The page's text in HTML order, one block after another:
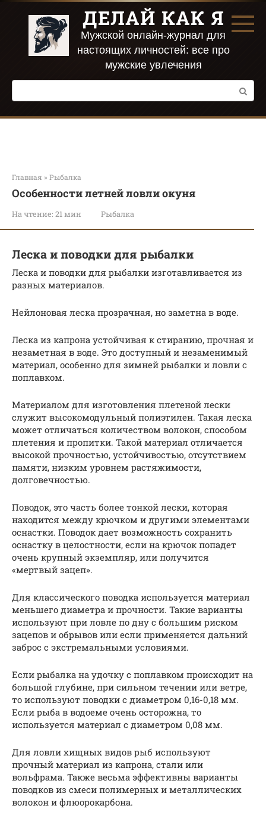
Перейти
контенту
ДЕЛАЙ КАК Я
Мужской онлайн-журнал для
настоящих личностей: все про
мужские увлечения
Поиск:
Главная » Рыбалка
Особенности летней ловли окуня
На чтение: 21 мин Рыбалка
Леска и поводки для рыбалки
Леска и поводки для рыбалки изготавливается из
разных материалов.
Нейлоновая леска прозрачная, но заметна в воде.
Леска из капрона устойчивая к стиранию, прочная и
незаметная в воде. Это доступный и незаменимый
материал, особенно для зимней рыбалки и ловли с
поплавком.
Материалом для изготовления плетеной лески
служит высокомодульный полиэтилен. Такая леска
может отличаться количеством волокон, способом
плетения и пропитки. Такой материал отличается
высокой прочностью, устойчивостью, отсутствием
памяти, низким уровнем растяжимости,
долговечностью.
Поводок, это часть более тонкой лески, которая
находится между крючком и другими элементами
оснастки. Поводок дает возможность сохранить
оснастку в целостности, если на крючок попадет
очень крупный экземпляр, или получится
«мертвый зацеп».
Для классического поводка используется материал
меньшего диаметра и прочности. Такие варианты
используют при ловле по дну с большим риском
зацепов и обрывов или если применяется дальний
заброс с экстремальными условиями.
Если рыбалка на удочку с поплавком происходит на
большой глубине, при сильном течении или ветре,
то используют поводки с диаметром 0,16-0,18 мм.
Если рыба в водоеме очень осторожна, то
используется материал с диаметром 0,08 мм.
Для ловли хищных видов рыб используют
прочный материал из капрона, стали или
вольфрама. Также весьма эффективны варианты
поводков из смеси полимерных и металлических
волокон и флюорокарбона.